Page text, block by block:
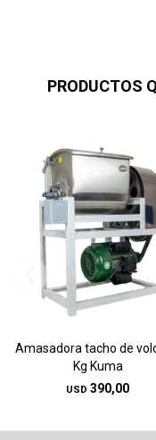
PRODUCTOS
Amasadora tacho de
Kg Kuma
USD 390,00